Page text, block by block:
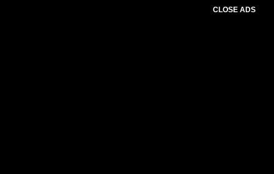
CLOSE ADS